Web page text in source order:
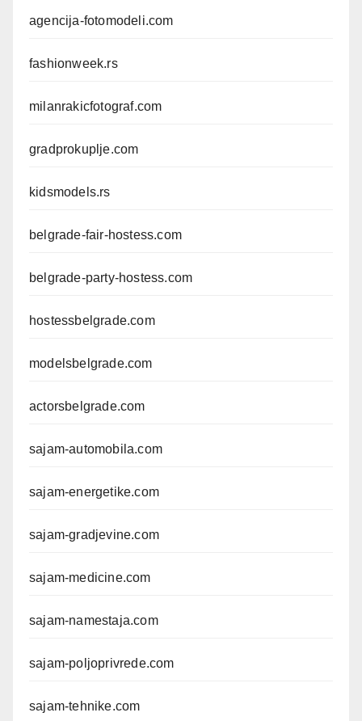
agencija-fotomodeli.com
fashionweek.rs
milanrakicfotograf.com
gradprokuplje.com
kidsmodels.rs
belgrade-fair-hostess.com
belgrade-party-hostess.com
hostessbelgrade.com
modelsbelgrade.com
actorsbelgrade.com
sajam-automobila.com
sajam-energetike.com
sajam-gradjevine.com
sajam-medicine.com
sajam-namestaja.com
sajam-poljoprivrede.com
sajam-tehnike.com